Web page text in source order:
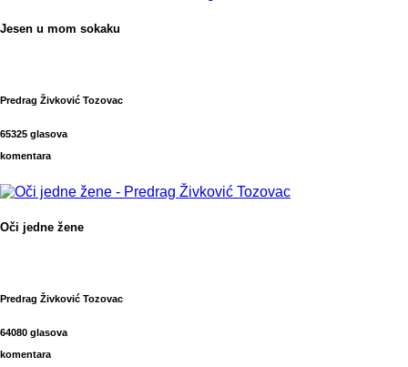
Jesen u mom sokaku
Predrag Živković Tozovac
65325 glasova
komentara
Oči jedne žene
Predrag Živković Tozovac
64080 glasova
komentara